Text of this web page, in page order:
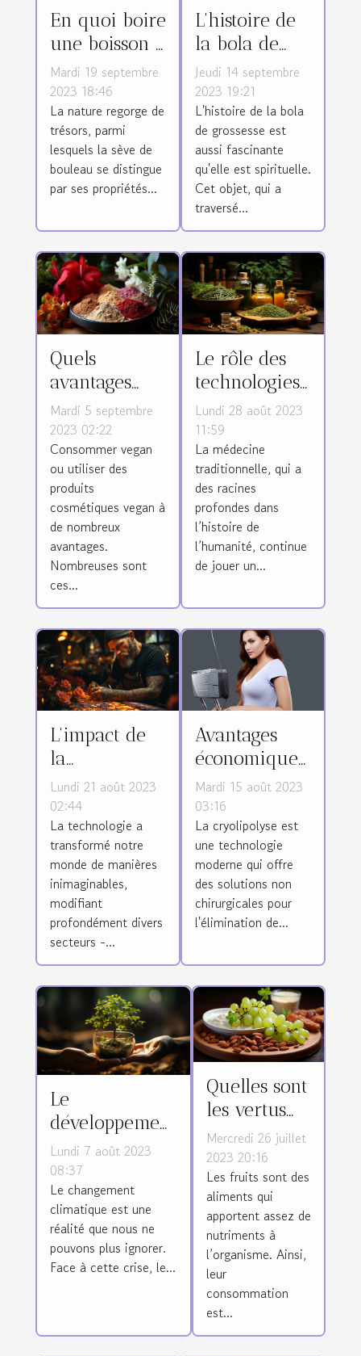
En quoi boire
une boisson à
base de la
sève de
bouleau est-
il bénéfique
pour
l'organisme ?
Mardi 19 septembre
2023 18:46
La nature regorge de
trésors, parmi
lesquels la sève de
bouleau se distingue
par ses propriétés...
L'histoire de
la bola de
grossesse
Jeudi 14 septembre
2023 19:21
L'histoire de la bola
de grossesse est
aussi fascinante
qu'elle est spirituelle.
Cet objet, qui a
traversé...
Quels
avantages
d’utiliser les
produits
cosmétiques
vegan ?
Mardi 5 septembre
2023 02:22
Consommer vegan
ou utiliser des
produits
cosmétiques vegan à
de nombreux
avantages.
Nombreuses sont
ces...
Le rôle des
technologies
de pointe
dans la
préservation
et la
promotion de
la médecine
traditionnelle
Lundi 28 août 2023
11:59
La médecine
traditionnelle, qui a
des racines
profondes dans
l’histoire de
l’humanité, continue
de jouer un...
L'impact de
la
technologie
sur l'industrie
du tatouage
Lundi 21 août 2023
02:44
La technologie a
transformé notre
monde de manières
inimaginables,
modifiant
profondément divers
secteurs -...
Avantages
économiques
de la
cryolipolyse
comme
solution non
chirurgicale
pour
l'élimination
Mardi 15 août 2023
03:16
La cryolipolyse est
une technologie
moderne qui offre
des solutions non
chirurgicales pour
l'élimination de...
Le
développement
durable :
solution pour
la crise
climatique
Lundi 7 août 2023
08:37
Le changement
climatique est une
réalité que nous ne
pouvons plus ignorer.
Face à cette crise, le...
Quelles sont
les vertus
du raisin
sec ?
Mercredi 26 juillet
2023 20:16
Les fruits sont des
aliments qui
apportent assez de
nutriments à
l’organisme. Ainsi,
leur
consommation
est...